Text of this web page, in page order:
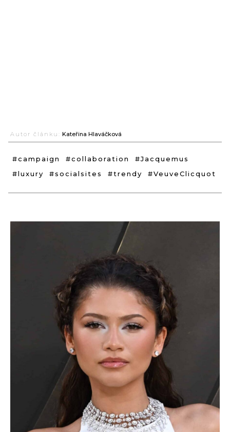
Autor článku: Kateřina Hlaváčková
#campaign #collaboration
#Jacquemus
#luxury
#socialsites #trendy #VeuveClicquot